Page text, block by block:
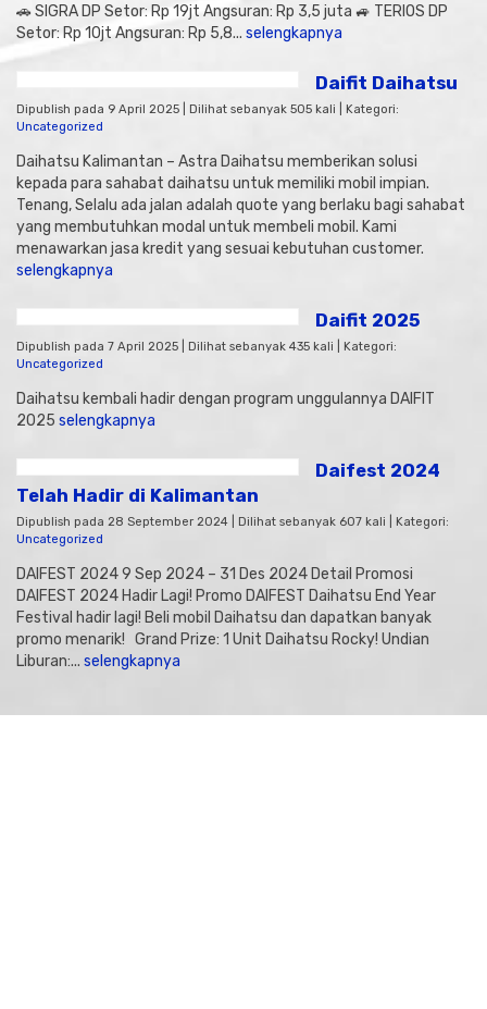
🚗 SIGRA DP Setor: Rp 19jt Angsuran: Rp 3,5 juta 🚙 TERIOS DP
Setor: Rp 10jt Angsuran: Rp 5,8... selengkapnya
Daifit Daihatsu
Dipublish pada 9 April 2025 | Dilihat sebanyak 505 kali | Kategori:
Uncategorized
Daihatsu Kalimantan – Astra Daihatsu memberikan solusi
kepada para sahabat daihatsu untuk memiliki mobil impian.
Tenang, Selalu ada jalan adalah quote yang berlaku bagi sahabat
yang membutuhkan modal untuk membeli mobil. Kami
menawarkan jasa kredit yang sesuai kebutuhan customer.
selengkapnya
Daifit 2025
Dipublish pada 7 April 2025 | Dilihat sebanyak 435 kali | Kategori:
Uncategorized
Daihatsu kembali hadir dengan program unggulannya DAIFIT
2025 selengkapnya
Daifest 2024
Telah Hadir di Kalimantan
Dipublish pada 28 September 2024 | Dilihat sebanyak 607 kali | Kategori:
Uncategorized
DAIFEST 2024 9 Sep 2024 – 31 Des 2024 Detail Promosi
DAIFEST 2024 Hadir Lagi! Promo DAIFEST Daihatsu End Year
Festival hadir lagi! Beli mobil Daihatsu dan dapatkan banyak
promo menarik! Grand Prize: 1 Unit Daihatsu Rocky! Undian
Liburan:... selengkapnya